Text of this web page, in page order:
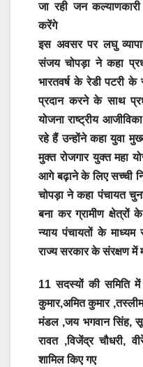
जा रही जन
करेंगे
इस अवसर पर लघु
संजय चोपड़ा ने कहा
भारतवर्ष के रेडी पटरी के
प्रदान करने के साथ
योजना राष्ट्रीय
रहे हैं उन्होंने कहा युवा
मुक्त रोजगार युक्त महा
आगे बढ़ाने के लिए सच्ची
चोपड़ा ने कहा पंचायत
बना कर ग्रामीण क्षेत्रों
न्याय पंचायतों के
राज्य सरकार के संरक्षण में
11 सदस्यों की समिति
कुमार,अमित कुमार
मंडल ,जय भगवान सिंह,
रावत ,विजेंद्र चौधरी,
शामिल किए गए